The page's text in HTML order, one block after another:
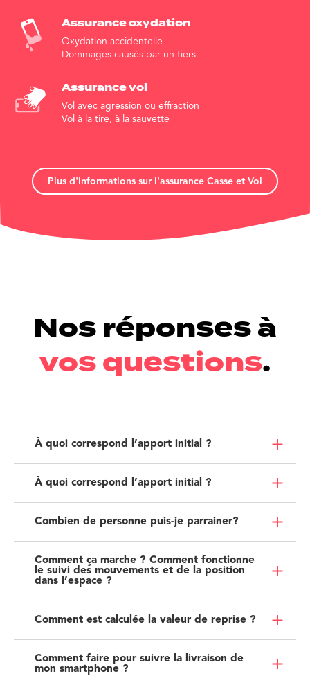
Assuranceoxydation
Oxydation accidentelle
Dommages causés par un tiers
Assurance vol
Vol avec agression ou effraction
Vol à la tire, à la sauvette
Plus d'informations sur l'assurance Casse et Vol
Nos réponses à
vos questions.
À quoi correspond l’apport initial ?
À quoi correspond l’apport initial ?
Combien de personne puis-je parrainer?
Comment ça marche ? Comment fonctionne
le suivi des mouvements et de la position
dans l’espace ?
Comment est calculée la valeur de reprise ?
Comment faire pour suivre la livraison de
mon smartphone ?